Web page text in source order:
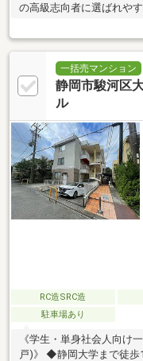
の高級志向者に選ばれや
一括売マンション
静岡市駿河区
ル
RC造SRC造
駐車場あり
《学生・単身社会人向け
戸)》 ◆静岡大学まで徒歩